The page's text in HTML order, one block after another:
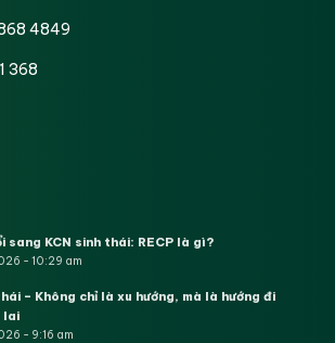
4849
368
sang KCN sinh thái: RECP là gì?
- 10:29 am
– Không chỉ là xu hướng, mà là hướng đi
lai
- 9:16 am